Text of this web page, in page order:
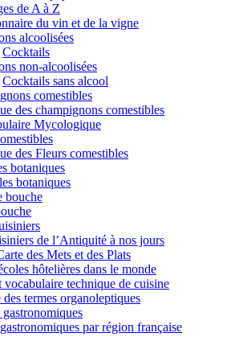
de A à Z
du vin et de la vigne
alcoolisées
Cocktails
non-alcoolisées
Cocktails sans alcool
comestibles
des champignons comestibles
Mycologique
des Fleurs comestibles
botaniques
botaniques
bouche
de l’Antiquité à nos jours
des Mets et des Plats
hôtelières dans le monde
vocabulaire technique de cuisine
termes organoleptiques
par région française